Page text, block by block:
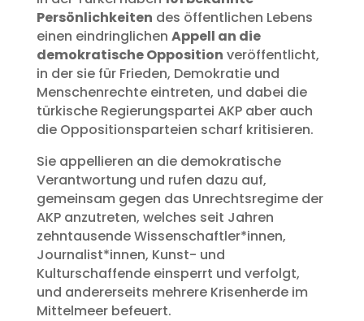
Persönlichkeiten des öffentlichen Lebens
einen eindringlichen Appell an die
demokratische Opposition veröffentlicht,
in der sie für Frieden, Demokratie und
Menschenrechte eintreten, und dabei die
türkische Regierungspartei AKP aber auch
die Oppositionsparteien scharf kritisieren.
Sie appellieren an die demokratische
Verantwortung und rufen dazu auf,
gemeinsam gegen das Unrechtsregime der
AKP anzutreten, welches seit Jahren
zehntausende Wissenschaftler*innen,
Journalist*innen, Kunst- und
Kulturschaffende einsperrt und verfolgt,
und andererseits mehrere Krisenherde im
Mittelmeer befeuert.